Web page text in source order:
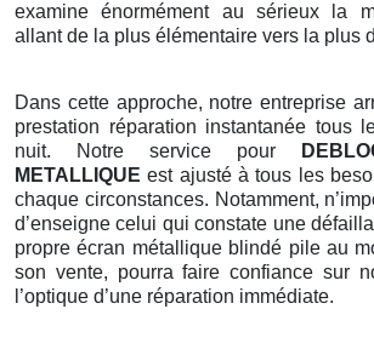
examine énormément au sérieux la
allant de la plus élémentaire vers la plus
Dans cette approche, notre entreprise
prestation réparation instantanée tous
nuit. Notre service pour
METALLIQUE est ajusté à tous les
chaque circonstances. Notamment,
d’enseigne celui qui constate une
propre écran métallique blindé pile au
son vente, pourra faire confiance sur
l’optique d’une réparation immédiate.